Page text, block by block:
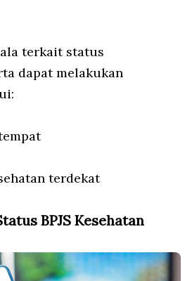
terkait status
dapat melakukan
terdekat
BPJS Kesehatan